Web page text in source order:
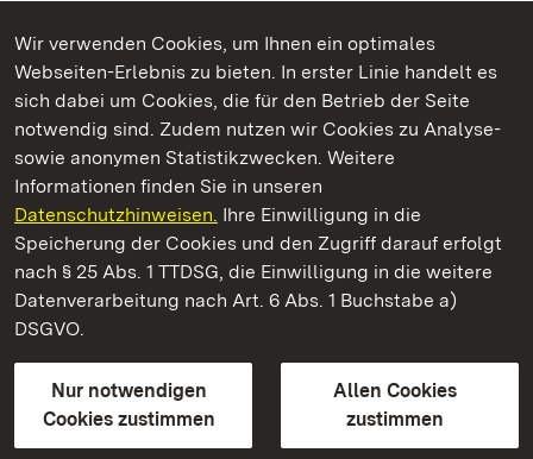
Wir verwenden Cookies, um Ihnen ein optimales
Webseiten-Erlebnis zu bieten. In erster Linie handelt es
sich dabei um Cookies, die für den Betrieb der Seite
notwendig sind. Zudem nutzen wir Cookies zu Analyse-
sowie anonymen Statistikzwecken. Weitere
Informationen finden Sie in unseren
Datenschutzhinweisen. Ihre Einwilligung in die
Speicherung der Cookies und den Zugriff darauf erfolgt
nach § 25 Abs. 1 TTDSG, die Einwilligung in die weitere
Datenverarbeitung nach Art. 6 Abs. 1 Buchstabe a)
DSGVO.
Nur notwendigen
Cookies zustimmen
Allen Cookies
zustimmen
Kommen. Staunen. Genießen.
Residenzschloss Rastatt
Staatliche Schlösser und Gärten Baden-Württemberg
Kontakt
GebärdenspracheLeichte Sprache
Erklärung zur Barrierefreiheit
BITV-konform (geprüfte Seiten)